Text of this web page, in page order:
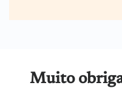
Muito